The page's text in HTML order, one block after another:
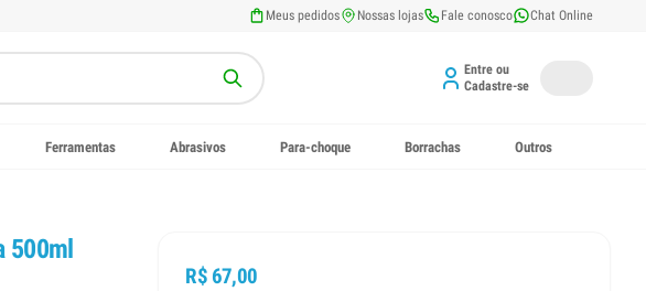
Meus pedidos Nossas lojas Fale conosco Chat Online
Entre ou
Cadastre-se
Ferramentas Abrasivos Para-choque Borrachas Outros
500ml
R$ 67,00